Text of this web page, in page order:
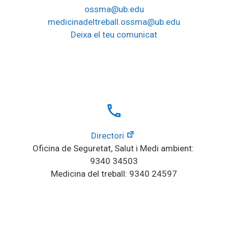
ossma@ub.edu
medicinadeltreball.ossma@ub.edu
Deixa el teu comunicat
local_phone
Directori
Oficina de Seguretat, Salut i Medi ambient:
9340 34503
Medicina del treball: 9340 24597